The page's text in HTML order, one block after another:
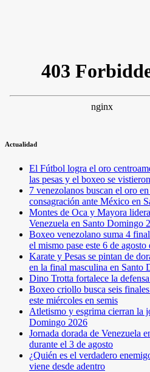
Actualidad
El Fútbol logra el oro
las pesas y el boxeo se
7 venezolanos buscan el oro
consagración ante México en
Montes de Oca y Mayora
Venezuela en Santo Domingo
Boxeo venezolano suma 4
el mismo pase este 6 de
Karate y Pesas se pintan de
en la final masculina en Santo
Dino Trotta fortalece la
Boxeo criollo busca seis
este miércoles en semis
Atletismo y esgrima cierran la
Domingo 2026
Jornada dorada de Venezuela
durante el 3 de agosto
¿Quién es el verdadero
viene desde adentro